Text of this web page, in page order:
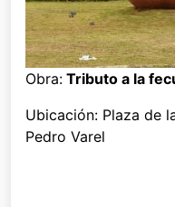
Obra: Tributo a la
Ubicación: Plaza de
Pedro Varel